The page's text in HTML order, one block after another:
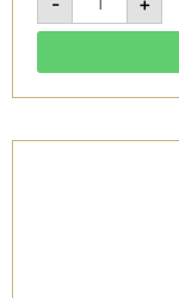
2024
-
Sudtirol
-
Bolzano